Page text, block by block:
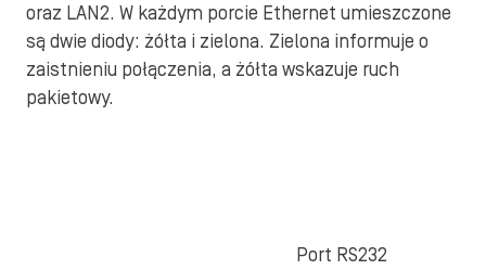
oraz LAN2. W każdym porcie Ethernet umieszczone
są dwie diody: żółta i zielona. Zielona informuje o
zaistnieniu połączenia, a żółta wskazuje ruch
pakietowy.
Port RS232